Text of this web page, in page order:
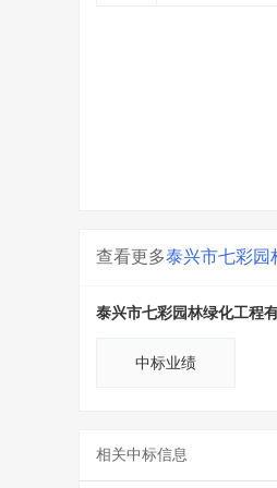
查看更多泰兴市七彩园
泰兴市七彩园林绿化工程
中标业绩
相关中标信息